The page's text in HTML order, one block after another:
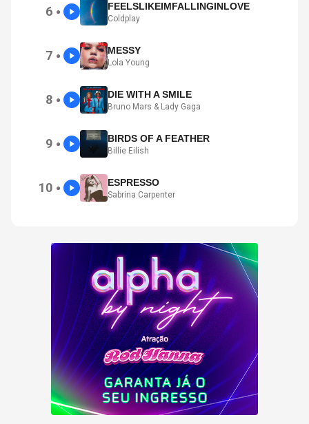
6 ● FEELSLIKEIMFALLINGINLOVE
Coldplay
7 ● MESSY
Lola Young
8 ● DIE WITH A SMILE
Bruno Mars & Lady Gaga
9 ● BIRDS OF A FEATHER
Billie Eilish
10 ● ESPRESSO
Sabrina Carpenter